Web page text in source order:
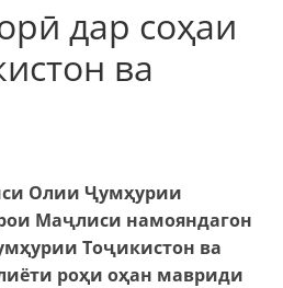
дар соҳаи
ва
Олии Ҷумҳурии
Маҷлиси намояндагон
Тоҷикистон ва
роҳи оҳан мавриди